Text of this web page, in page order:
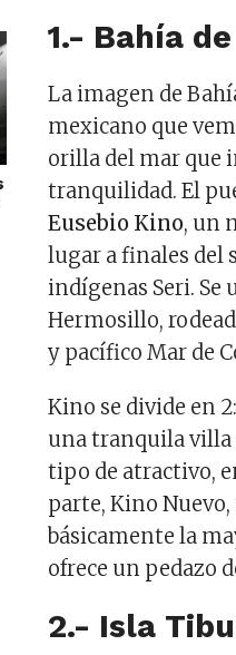
1.- Bahía
La imagen de
mexicano que
orilla del mar que
tranquilidad. El
Eusebio Kino, un
lugar a finales del
indígenas Seri. Se
Hermosillo,
y pacífico Mar de
Kino se divide en
una tranquila villa
tipo de atractivo,
parte, Kino
básicamente la
ofrece un pedazo
2.- Isla